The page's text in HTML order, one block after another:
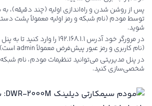
توسط مودم (نام شبکه و رمز اولیه معمولاً پشت
شوید.
در مرورگر خود آدرس 192.168.1.1 را
(نام کاربری و رمز عبور پیش‌فرض معمولاً admin است).
شخصی‌سازی کنید.